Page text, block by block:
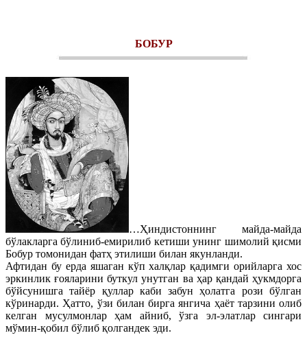
БОБУР
…Ҳиндистоннинг майда-майда
бўлакларга бўлиниб-емирилиб кетиши унинг шимолий қисми
Бобур томонидан фатҳ этилиши билан якунланди.
Афтидан бу ерда яшаган кўп халқлар қадимги орийларга хос
эркинлик ғояларини буткул унутган ва ҳар қандай ҳукмдорга
бўйсунишга тайёр қуллар каби забун ҳолатга рози бўлган
кўринарди. Ҳатто, ўзи билан бирга янгича ҳаёт тарзини олиб
келган мусулмонлар ҳам айниб, ўзга эл-элатлар сингари
мўмин-қобил бўлиб қолгандек эди.